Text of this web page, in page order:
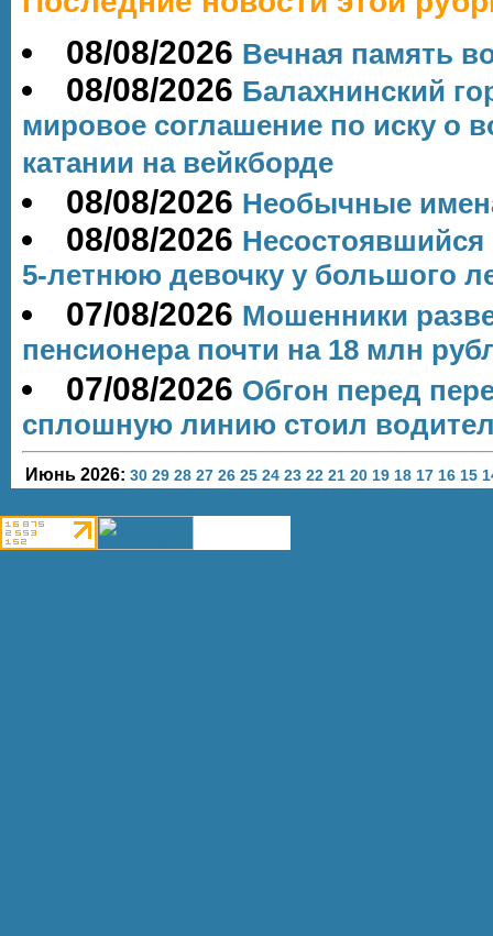
08/08/2026 Вечная память
08/08/2026 Балахнинский
мировое соглашение по иску о
катании на вейкборде
08/08/2026 Необычные
08/08/2026
5‑летнюю девочку у большого
07/08/2026 Мошенники
пенсионера почти на 18 млн
07/08/2026 Обгон перед
сплошную линию стоил
Июнь 2026: 30 29 28 27 26 25 24 23 22 21 20 19 18 17 16 15